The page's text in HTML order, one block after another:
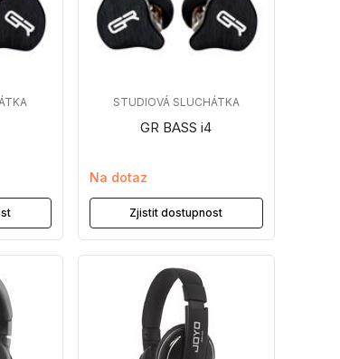
GR BASS i4
STUDIOVÁ SLUCHÁTKA
Na dotaz
Zjistit dostupnost